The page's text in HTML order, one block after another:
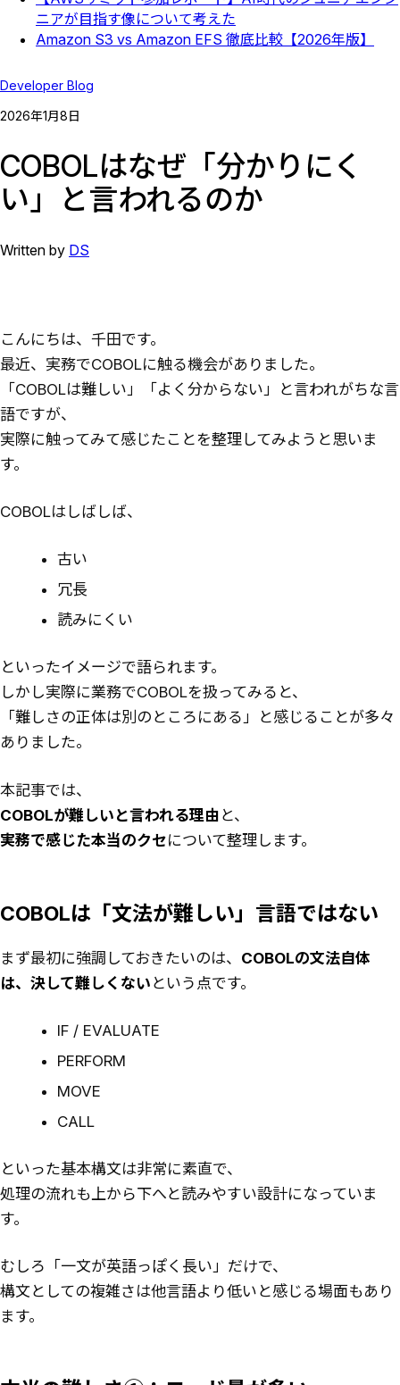
ニアが目指す像について考えた
Amazon S3 vs Amazon EFS 徹底比較【2026年版】
Developer Blog
2026年1月8日
COBOLはなぜ「分かりにく
い」と言われるのか
Written by DS
こんにちは、千田です。
最近、実務でCOBOLに触る機会がありました。
「COBOLは難しい」「よく分からない」と言われがちな言
語ですが、
実際に触ってみて感じたことを整理してみようと思いま
す。
COBOLはしばしば、
古い
冗長
読みにくい
といったイメージで語られます。
しかし実際に業務でCOBOLを扱ってみると、
「難しさの正体は別のところにある」と感じることが多々
ありました。
本記事では、
COBOLが難しいと言われる理由 と、
実務で感じた本当のクセについて整理します。
COBOLは「文法が難しい」言語ではない
まず最初に強調しておきたいのは、 COBOLの文法自体
は、決して難しくない という点です。
IF / EVALUATE
PERFORM
MOVE
CALL
といった基本構文は非常に素直で、
処理の流れも上から下へと読みやすい設計になっていま
す。
むしろ「一文が英語っぽく長い」だけで、
構文としての複雑さは他言語より低いと感じる場面もあり
ます。